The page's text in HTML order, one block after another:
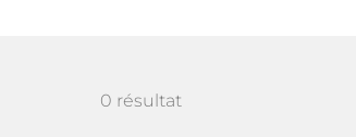
Réfrigérateur
0 résultat